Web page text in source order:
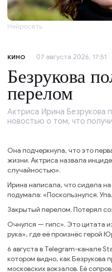
Нейросеть
КИНО 07 августа 2026, 17:51
Безрукова
перелом
Актриса Ирина Безрукова
новостью о том, что
Она подчеркнула, что это
жизни. Актриса назвала
случайностью».
Ирина написала, что сидела
подумала: «Поскользнулся.
Закрытый перелом. Потерял
Очнулся — гипс». Это цитата
рука», где её произнёс герой
6 августа в Telegram-канале
котором видно, как Безрукова
московских вокзалов. Её